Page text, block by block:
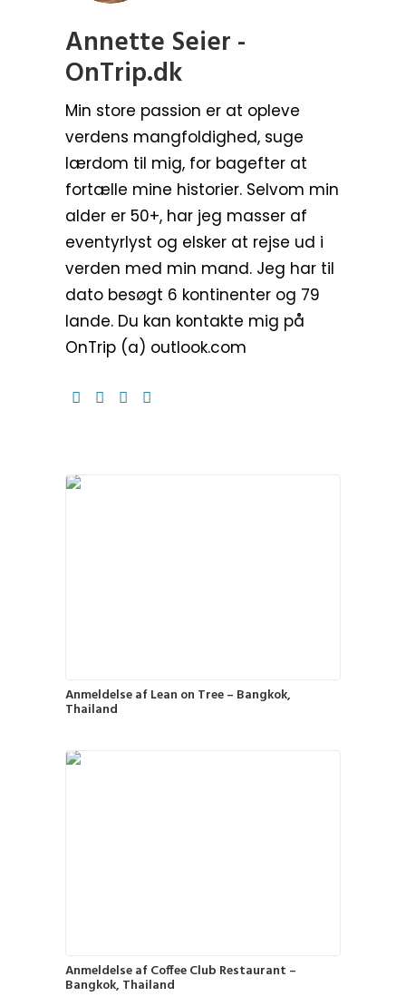
Annette Seier -
OnTrip.dk
Min store passion er at opleve
verdens mangfoldighed, suge
lærdom til mig, for bagefter at
fortælle mine historier. Selvom min
alder er 50+, har jeg masser af
eventyrlyst og elsker at rejse ud i
verden med min mand. Jeg har til
dato besøgt 6 kontinenter og 79
lande. Du kan kontakte mig på
OnTrip (a) outlook.com
Anmeldelse af Lean on Tree – Bangkok,
Thailand
Anmeldelse af Coffee Club Restaurant –
Bangkok, Thailand